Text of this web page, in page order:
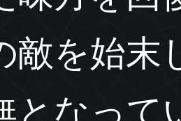
敵を始末
となって